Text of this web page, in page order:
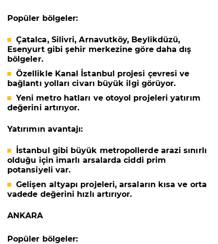
Popüler bölgeler:
Çatalca, Silivri, Arnavutköy, Beylikdüzü,
Esenyurtgibi şehir merkezine göre daha dış
bölgeler.
Özellikle Kanal İstanbul projesi çevresi ve
bağlantı yolları civarı büyük ilgi görüyor.
Yeni metro hatları ve otoyol projeleri yatırım
değerini artırıyor.
Yatırımın avantajı:
İstanbul gibi büyük metropollerde arazi sınırlı
olduğu için imarlı arsalarda ciddi prim
potansiyeli var.
Gelişen altyapı projeleri, arsaların kısa ve orta
vadede değerini hızlı artırıyor.
ANKARA
Popüler bölgeler: